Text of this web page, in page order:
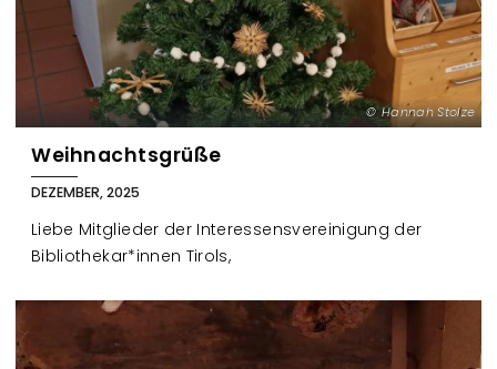
Hannah Stolze
Weihnachtsgrüße
DEZEMBER, 2025
Liebe Mitglieder der Interessensvereinigung der
Bibliothekar*innen Tirols,